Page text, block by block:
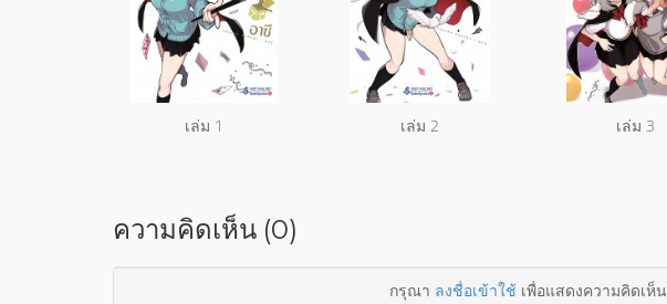
เล่ม 1 เล่ม 2 เล่ม 3
ความคิดเห็น (0)
กรุณา ลงชื่อเข้าใช้เพื่อแสดงความคิดเห็น